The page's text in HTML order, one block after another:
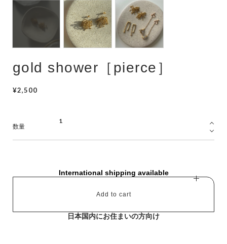
choker
gold shower［pierce］
¥2,500
数量
International shipping available
Add to cart
日本国内にお住まいの方向け